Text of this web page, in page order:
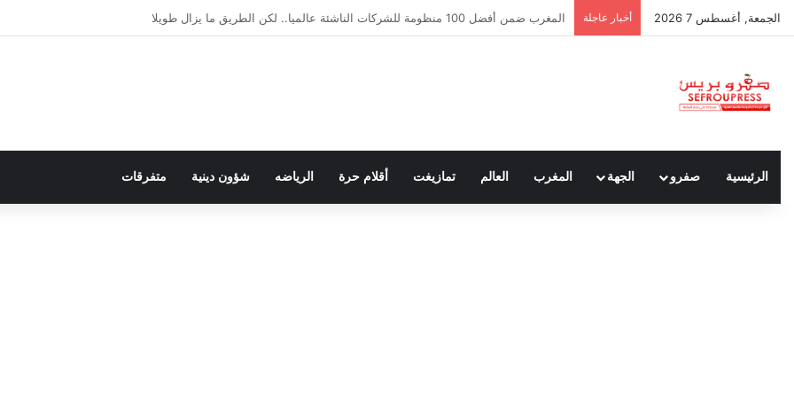
الجمعة, أغسطس 7 2026 أخبار عاجلة سبتة ومليلية… حين يتحدث أنصار الديمقراطية بلسان الاستعمار
الرئيسية صفرو الجهة المغرب العالم تمازيغت أقلام حرة الرياضه شؤون دينية متفرقات